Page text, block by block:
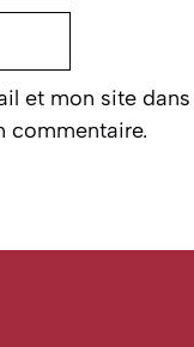
et mon site dans
commentaire.